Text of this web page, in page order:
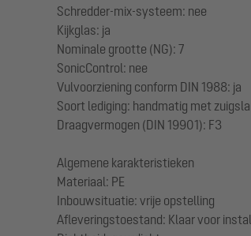
Schredder-mix-systeem: nee
Kijkglas: ja
Nominale grootte (NG): 7
SonicControl: nee
Vulvoorziening conform DIN 1988: ja
Soort lediging: handmatig met
Draagvermogen (DIN 19901): F3
Algemene karakteristieken
Materiaal: PE
Inbouwsituatie: vrije opstelling
Afleveringstoestand: Klaar voor